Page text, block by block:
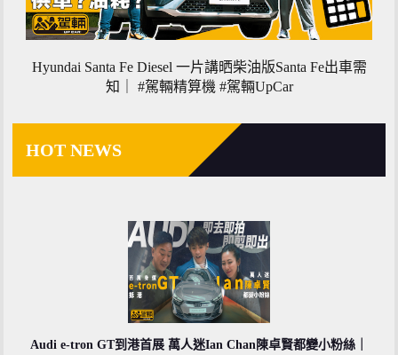
Hyundai Santa Fe Diesel 一片講晒柴油版Santa Fe出車需
知｜ #駕輛精算機 #駕輛UpCar
HOT NEWS
Audi e-tron GT到港首展 萬人迷Ian Chan陳卓賢都變小粉絲｜